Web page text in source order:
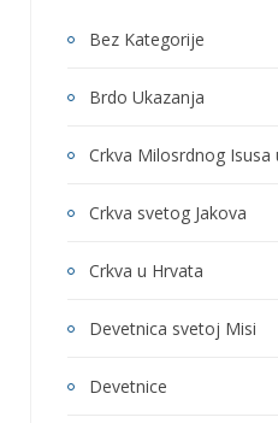
Bez Kategorije
Brdo Ukazanja
Crkva Milosrdnog Isusa
Crkva svetog Jakova
Crkva u Hrvata
Devetnica svetoj Misi
Devetnice